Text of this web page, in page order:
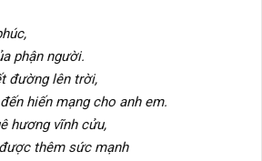
phận người.
đường lên trời,
hiến mạng cho anh em.
hương vĩnh cửu,
thêm sức mạnh